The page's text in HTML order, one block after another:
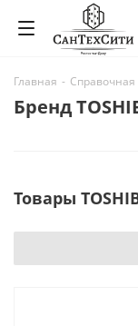
Главная -
Бренд
Товары